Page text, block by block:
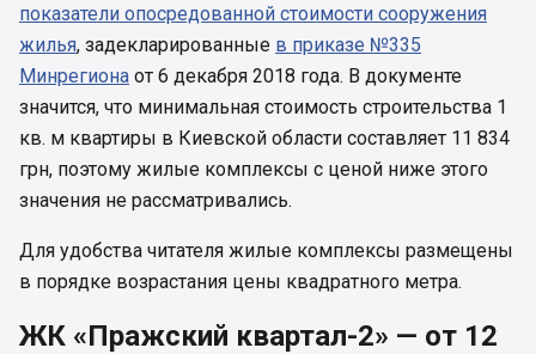
показатели опосредованной стоимости сооружения
жилья, задекларированные в приказе №335
Минрегиона от 6 декабря 2018 года. В документе
значится, что минимальная стоимость строительства 1
кв. м квартиры в Киевской области составляет 11 834
грн, поэтому жилые комплексы с ценой ниже этого
значения не рассматривались.
Для удобства читателя жилые комплексы размещены
в порядке возрастания цены квадратного метра.
ЖК «Пражский квартал-2» — от 12